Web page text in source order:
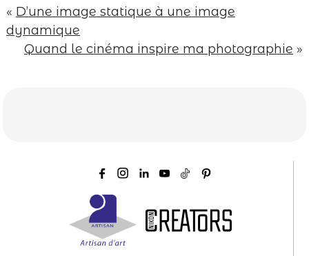
Save my name, email, and website in this
« D’une image statique à une image
dynamique
Quand le cinéma inspire ma photographie »